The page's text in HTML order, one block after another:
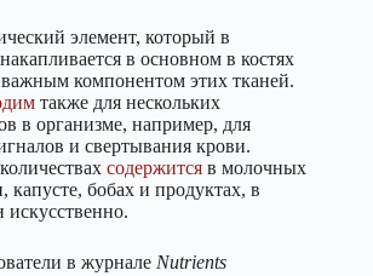
элемент, который в
в основном в костях
важным компонентом этих тканей.
также для нескольких
в организме, например, для
и свертывания крови.
содержится в молочных
капусте, бобах и продуктах, в
искусственно.
в журнале Nutrients